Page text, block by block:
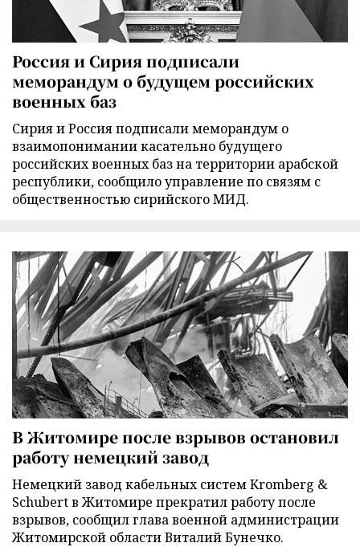
Россия и Сирия подписали
меморандум о будущем российских
военных баз
Сирия и Россия подписали меморандум о
взаимопонимании касательно будущего
российских военных баз на территории арабской
республики, сообщило управление по связям с
общественностью сирийского МИД.
В Житомире после взрывов остановил
работу немецкий завод
Немецкий завод кабельных систем Kromberg &
Schubert в Житомире прекратил работу после
взрывов, сообщил глава военной администрации
Житомирской области Виталий Бунечко.